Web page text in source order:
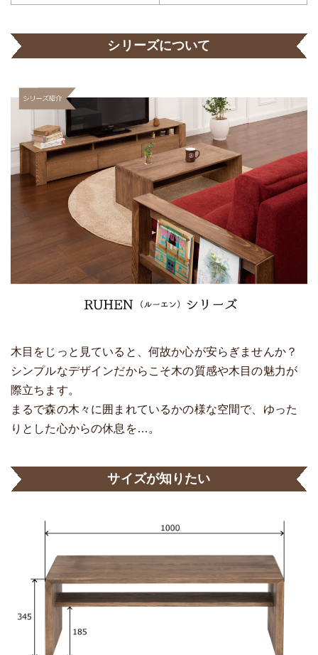
シリーズについて
木目をじっと見ていると、何故か心が安らぎませんか？
シンプルなデザインだからこそ木の質感や木目の魅力が
際立ちます。
まるで森の木々に囲まれているかの様な空間で、ゆった
りとした心からの休息を…。
サイズが知りたい